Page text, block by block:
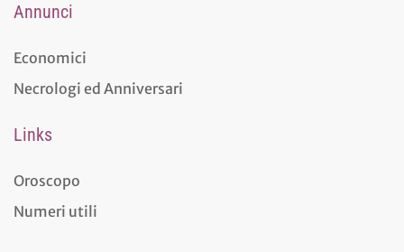
Annunci
Economici
Necrologi ed Anniversari
Links
Oroscopo
Numeri utili